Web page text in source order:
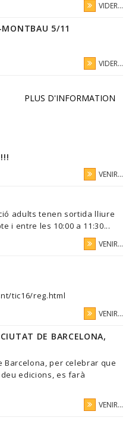
VIDER...
5/11
VIDER...
PLUS D'INFORMATION
VENIR...
adults tenen sortida lliure
i entre les 10:00 a 11:30...
VENIR...
tic16/reg.html
VENIR...
DE BARCELONA,
Barcelona, per celebrar que
edicions, es farà
VENIR...